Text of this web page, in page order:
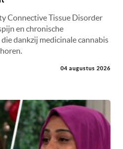
Connective Tissue Disorder
en chronische
dankzij medicinale cannabis
04 augustus 2026